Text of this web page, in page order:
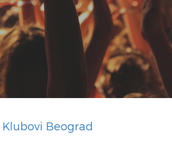
Klubovi Beograd